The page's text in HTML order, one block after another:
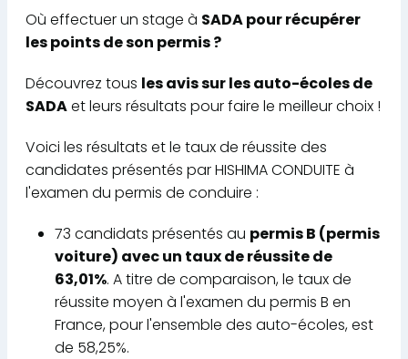
Où effectuer un stage à SADA pour récupérer
les points de son permis ?
Découvrez tous les avis sur les auto-écoles de
SADAet leurs résultats pour faire le meilleur choix !
Voici les résultats et le taux de réussite des
candidates présentés par HISHIMA CONDUITE à
l'examen du permis de conduire :
73 candidats présentés au permis B (permis
voiture) avec un taux de réussite de
63,01%. A titre de comparaison, le taux de
réussite moyen à l'examen du permis B en
France, pour l'ensemble des auto-écoles, est
de 58,25%.